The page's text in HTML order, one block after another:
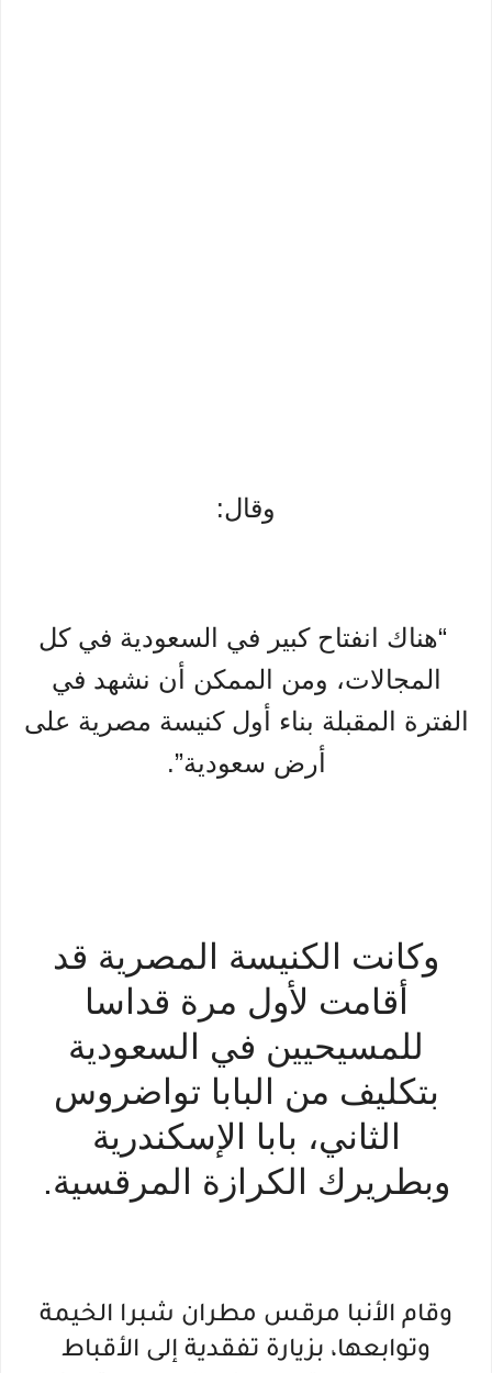
وقال:
“هناك انفتاح كبير في السعودية في كل
المجالات، ومن الممكن أن نشهد في
الفترة المقبلة بناء أول كنيسة مصرية على
أرض سعودية”.
وكانت الكنيسة المصرية قد
أقامت لأول مرة قداسا
للمسيحيين في السعودية
بتكليف من البابا تواضروس
الثاني، بابا الإسكندرية
وبطريرك الكرازة المرقسية.
وقام الأنبا مرقس مطران شبرا الخيمة
وتوابعها، بزيارة تفقدية إلى الأقباط